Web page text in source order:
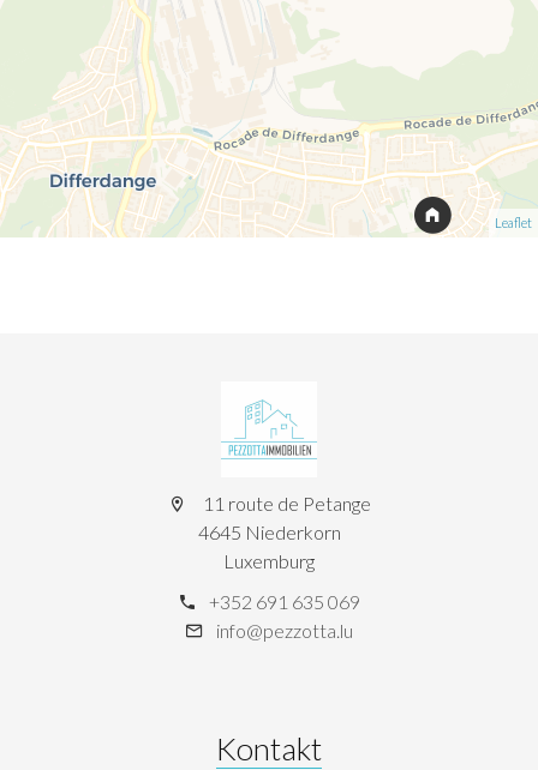
Leaflet
11 route de Petange
4645 Niederkorn
Luxemburg
+352 691 635 069
info@pezzotta.lu
Kontakt